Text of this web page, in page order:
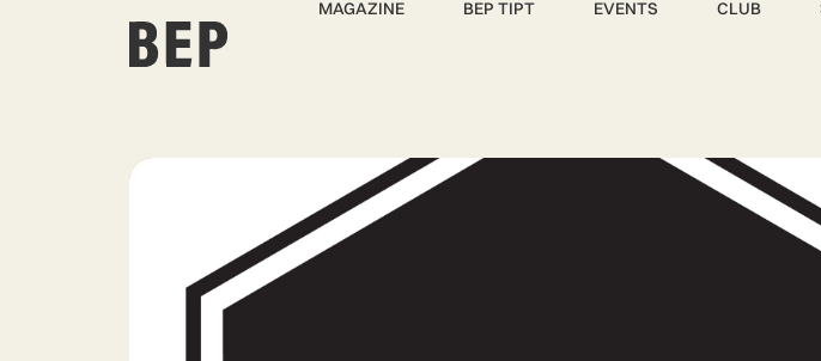
MAGAZINE BEP TIPT EVENTS CLUB